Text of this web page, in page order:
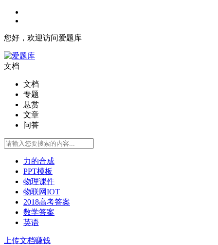
您好，欢迎访问爱题库
文档
文档
专题
悬赏
文章
问答
力的合成
PPT模板
物理课件
物联网IOT
2018高考答案
数学答案
英语
上传文档赚钱